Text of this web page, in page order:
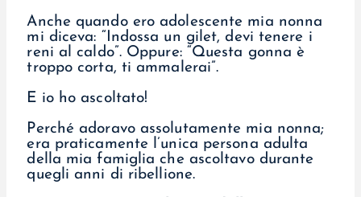
Anche quando ero adolescente mia nonna
mi diceva: “Indossa un gilet, devi tenere i
reni al caldo”. Oppure: “Questa gonna è
troppo corta, ti ammalerai”.
E io ho ascoltato!
Perché adoravo assolutamente mia nonna;
era praticamente l’unica persona adulta
della mia famiglia che ascoltavo durante
quegli anni di ribellione.